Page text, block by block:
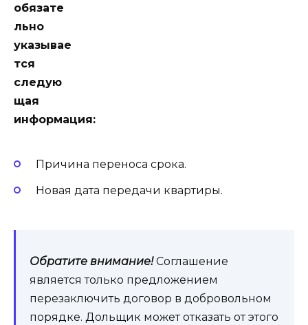
обязате
льно
указывае
тся
следую
щая
информация:
Причина переноса срока.
Новая дата передачи квартиры.
Обратите внимание!Соглашение
является только предложением
перезаключить договор в добровольном
порядке. Дольщик может отказать от этого